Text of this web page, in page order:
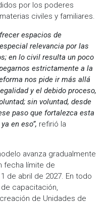
por los poderes
civiles y familiares.
espacios de
relevancia por las
en lo civil resulta un poco
estrictamente a la
nos pide ir más allá
y el debido proceso,
sin voluntad, desde
paso que fortalezca esta
en eso”, refirió la
avanza gradualmente
fecha límite de
de abril de 2027. En todo
capacitación,
de Unidades de